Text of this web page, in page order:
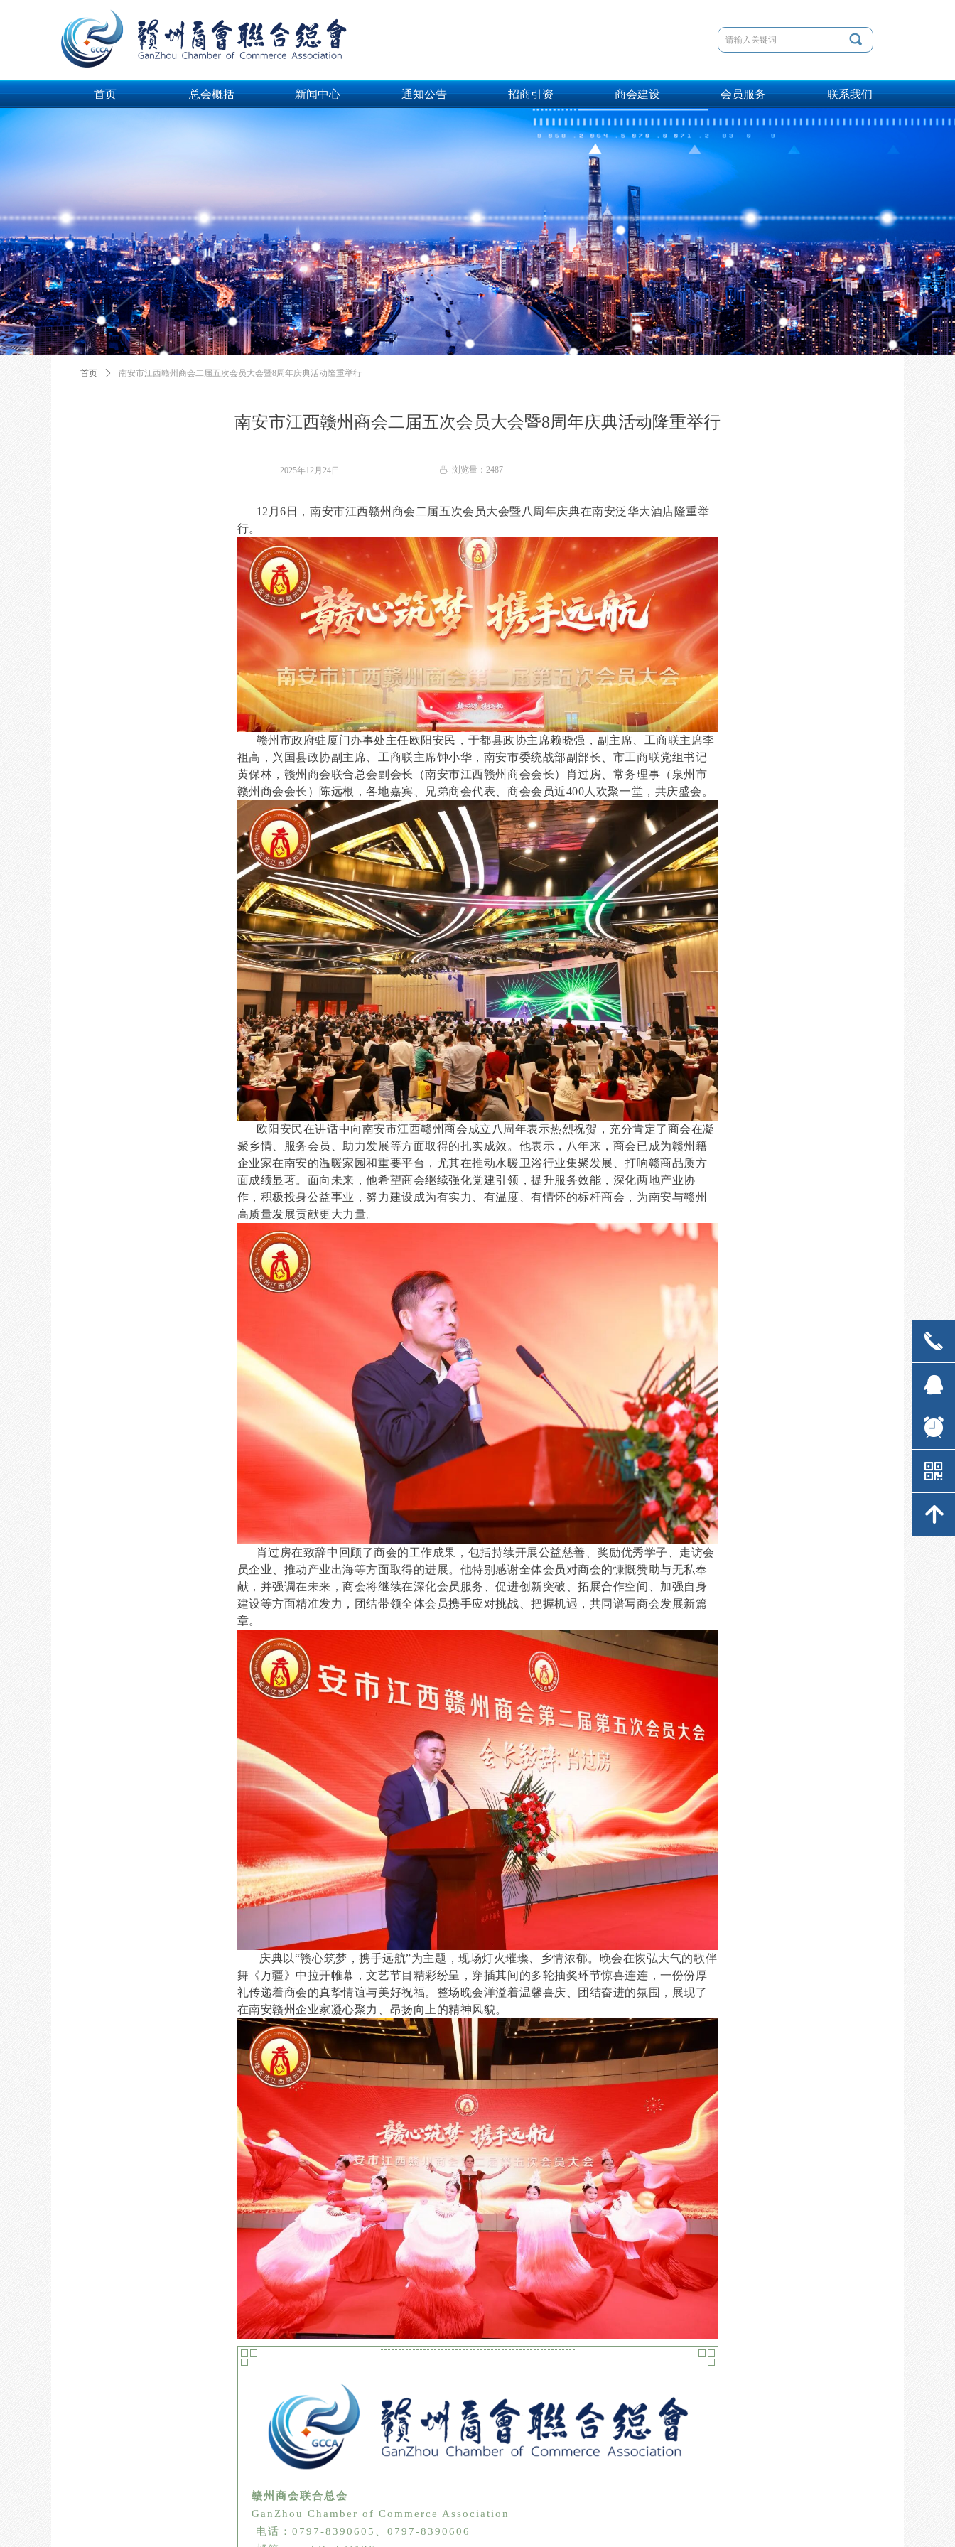
首页 总会概括
总会概括
新闻中心
新闻中心
通知公告 招商引资
招商引资
商会建设
商会建设
会员服务
会员服务
联系我们
联系我们
끠
南安市江西赣州商会二届五次会员大会暨8周年庆典活动隆重举行
首页 ꄲ 南安市江西赣州商会二届五次会员大会暨8周年庆典活动隆重举行
12月6日，南安市江西赣州商会二届五次会员大会暨八周年庆典在南安泛华大酒店隆重举
行。
赣州市政府驻厦门办事处主任欧阳安民，于都县政协主席赖晓强，副主席、工商联主席李
祖高，兴国县政协副主席、工商联主席钟小华，南安市委统战部副部长、市工商联党组书记
黄保林，赣州商会联合总会副会长（南安市江西赣州商会会长）肖过房、常务理事（泉州市
赣州商会会长）陈远根，各地嘉宾、兄弟商会代表、商会会员近400人欢聚一堂，共庆盛会。
欧阳安民在讲话中向南安市江西赣州商会成立八周年表示热烈祝贺，充分肯定了商会在凝
聚乡情、服务会员、助力发展等方面取得的扎实成效。他表示，八年来，商会已成为赣州籍
企业家在南安的温暖家园和重要平台，尤其在推动水暖卫浴行业集聚发展、打响赣商品质方
面成绩显著。面向未来，他希望商会继续强化党建引领，提升服务效能，深化两地产业协
作，积极投身公益事业，努力建设成为有实力、有温度、有情怀的标杆商会，为南安与赣州
高质量发展贡献更大力量。
肖过房在致辞中回顾了商会的工作成果，包括持续开展公益慈善、奖励优秀学子、走访会
员企业、推动产业出海等方面取得的进展。他特别感谢全体会员对商会的慷慨赞助与无私奉
献，并强调在未来，商会将继续在深化会员服务、促进创新突破、拓展合作空间、加强自身
建设等方面精准发力，团结带领全体会员携手应对挑战、把握机遇，共同谱写商会发展新篇
章。
庆典以“赣心筑梦，携手远航”为主题，现场灯火璀璨、乡情浓郁。晚会在恢弘大气的歌伴
舞《万疆》中拉开帷幕，文艺节目精彩纷呈，穿插其间的多轮抽奖环节惊喜连连，一份份厚
礼传递着商会的真挚情谊与美好祝福。整场晚会洋溢着温馨喜庆、团结奋进的氛围，展现了
在南安赣州企业家凝心聚力、昂扬向上的精神风貌。
赣州商会联合总会
GanZhou Chamber of Commerce Association
电话：0797-8390605、 0797-8390606
2025年12月24日 ꄘ 浏览量： 2487
끅
뀩
뀥
낃
녕
끅
뀩
뀥
낃
녕